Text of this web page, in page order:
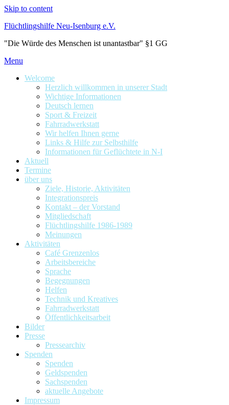
Skip to content
Flüchtlingshilfe Neu-Isenburg e.V.
"Die Würde des Menschen ist unantastbar" §1 GG
Menu
Welcome
Herzlich willkommen in unserer Stadt
Wichtige Informationen
Deutsch lernen
Sport & Freizeit
Fahrradwerkstatt
Wir helfen Ihnen gerne
Links & Hilfe zur Selbsthilfe
Informationen für Geflüchtete in N-I
Aktuell
Termine
über uns
Ziele, Historie, Aktivitäten
Integrationspreis
Kontakt – der Vorstand
Mitgliedschaft
Flüchtlingshilfe 1986-1989
Meinungen
Aktivitäten
Café Grenzenlos
Arbeitsbereiche
Sprache
Begegnungen
Helfen
Technik und Kreatives
Fahrradwerkstatt
Öffentlichkeitsarbeit
Bilder
Presse
Pressearchiv
Spenden
Spenden
Geldspenden
Sachspenden
aktuelle Angebote
Impressum